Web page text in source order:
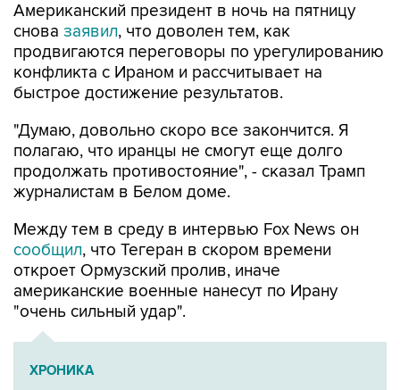
Американский президент в ночь на пятницу
снова заявил, что доволен тем, как
продвигаются переговоры по урегулированию
конфликта с Ираном и рассчитывает на
быстрое достижение результатов.
"Думаю, довольно скоро все закончится. Я
полагаю, что иранцы не смогут еще долго
продолжать противостояние", - сказал Трамп
журналистам в Белом доме.
Между тем в среду в интервью Fox News он
сообщил, что Тегеран в скором времени
откроет Ормузский пролив, иначе
американские военные нанесут по Ирану
"очень сильный удар".
ХРОНИКА